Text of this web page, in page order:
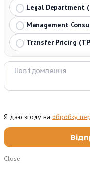
Legal Department
Management
Transfer Pricing
Я даю згоду на обробку
Close